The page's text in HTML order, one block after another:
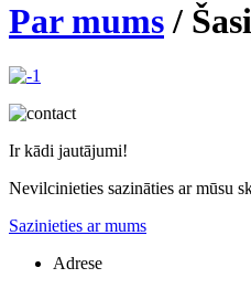
Par mums /
Ir kādi jautājumi!
Nevilcinieties sazināties ar mūsu
Sazinieties ar mums
Adrese